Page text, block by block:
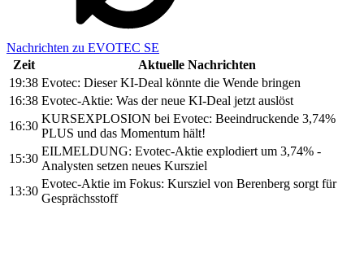
Nachrichten zu EVOTEC SE
Zeit
Aktuelle Nachrichten
19:38 Evotec: Dieser KI-Deal könnte die Wende bringen
16:38 Evotec-Aktie: Was der neue KI-Deal jetzt auslöst
16:30
KURSEXPLOSION bei Evotec: Beeindruckende 3,74%
PLUS und das Momentum hält!
15:30
EILMELDUNG: Evotec-Aktie explodiert um 3,74% -
Analysten setzen neues Kursziel
13:30
Evotec-Aktie im Fokus: Kursziel von Berenberg sorgt für
Gesprächsstoff